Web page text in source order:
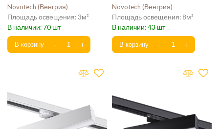
Novotech Венгрия
3
70
Novotech Венгрия
8
43